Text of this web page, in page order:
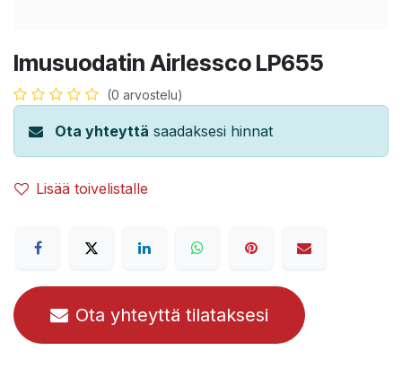
Imusuodatin Airlessco LP655
(0 arvostelu)
Ota yhteyttä saadaksesi hinnat
Lisää toivelistalle
Ota yhteyttä tilataksesi